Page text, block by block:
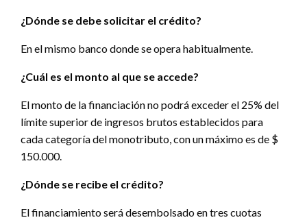
¿Dónde se debe solicitar el crédito?
En el mismo banco donde se opera habitualmente.
¿Cuál es el monto al que se accede?
El monto de la financiación no podrá exceder el 25% del
límite superior de ingresos brutos establecidos para
cada categoría del monotributo, con un máximo es de $
150.000.
¿Dónde se recibe el crédito?
El financiamiento será desembolsado en tres cuotas